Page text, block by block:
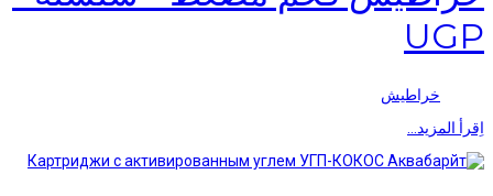
UGP
خراطيش
اِقرأ المزيد…